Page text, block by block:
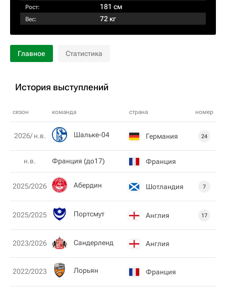
Рост: 181 см
Вес: 72 кг
Главное Статистика
История выступлений
сезон команда страна номер
2026/ н.в. Шальке-04 Германия 24
н.в. Франция (до17) Франция
2025/2026 Абердин Шотландия 7
2025/2025 Пoртсмут Англия 17
2023/2026 Сандерленд Англия
2022/2023 Лорьян Франция